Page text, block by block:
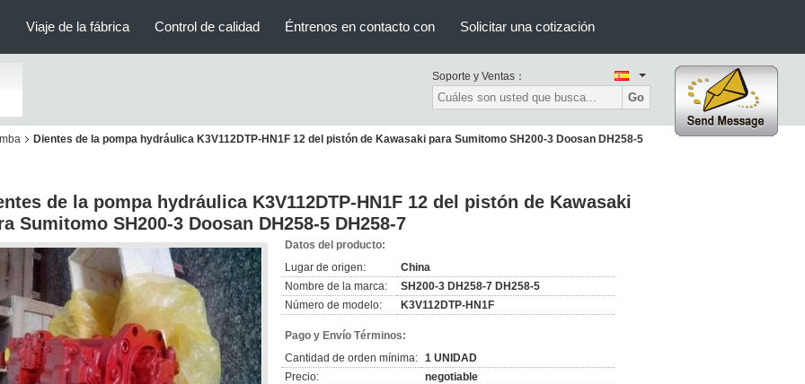
Viaje de la fábrica Control de calidad Éntrenos en contacto con Solicitar una cotización
Soporte y Ventas：
Go
Dientes de la pompa hydráulica K3V112DTP-HN1F 12 del pistón de Kawasaki para Sumitomo SH200-3 Doosan DH258-5
de la pompa hydráulica K3V112DTP-HN1F 12 del pistón de Kawasaki
Sumitomo SH200-3 Doosan DH258-5 DH258-7
Datos del producto:
Lugar de origen:
China
Nombre de la marca:
SH200-3 DH258-7 DH258-5
Número de modelo:
K3V112DTP-HN1F
Pago y Envío Términos:
Cantidad de orden mínima: 1 UNIDAD
Precio:
negotiable